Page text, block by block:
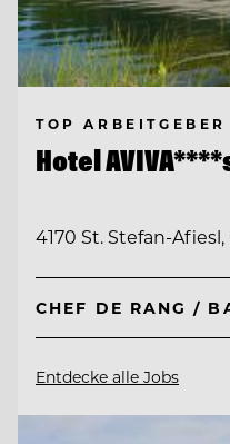
TOP ARBEITGEBER
Hotel
4170 St. Stefan-
CHEF
Entdecke alle Jobs